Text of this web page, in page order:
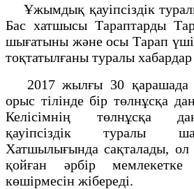
Ұжымдық қауіпсіздік
Бас хатшысы Тараптарды
шығатыны және осы Тарап
тоқтатылғаны туралы хабардар
2017 жылғы 30 қарашада
орыс тілінде бір төлнұсқа
Келісімнің төлнұсқа
қауіпсіздік туралы
Хатшылығында сақталады, ол
қойған әрбір
көшірмесін жібереді.